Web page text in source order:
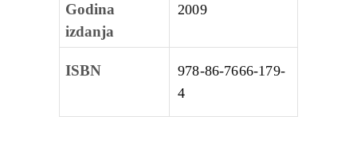
Godina
izdanja
2009
ISBN
978-86-7666-179-
4